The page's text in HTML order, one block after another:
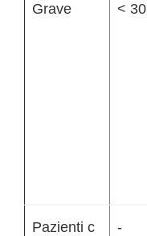
Grave < 30
Pazienti c
-